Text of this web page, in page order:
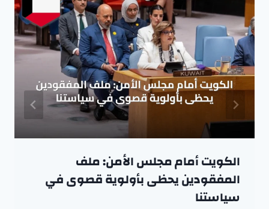
الكويت أمام مجلس الأمن: ملف
المفقودين يحظى بأولوية قصوى في
سياستنا